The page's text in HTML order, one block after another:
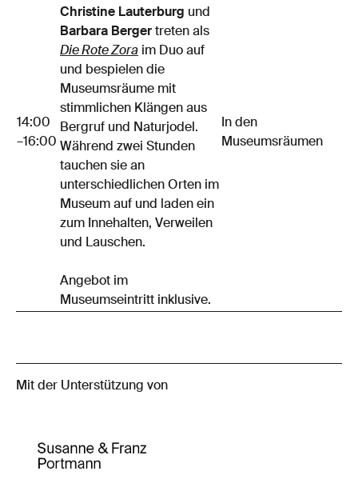
14:00
–16:00
Christine Lauterburg und
Barbara Berger treten als
Die Rote Zora im Duo auf
und bespielen die
Museumsräume mit
stimmlichen Klängen aus
Bergruf und Naturjodel.
Während zwei Stunden
tauchen sie an
unterschiedlichen Orten im
Museum auf und laden ein
zum Innehalten, Verweilen
und Lauschen.
Angebot im
Museumseintritt inklusive.
In den
Museumsräumen
Mit der Unterstützung von